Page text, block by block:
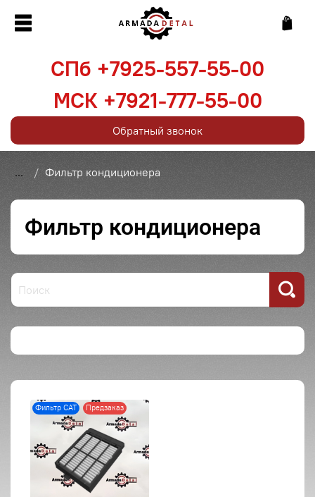
... Фильтр кондиционера
Фильтр кондиционера
Фильтр CAT Предзаказ
СПб +7925-557-55-00
МСК +7921-777-55-00
Обратный звонок